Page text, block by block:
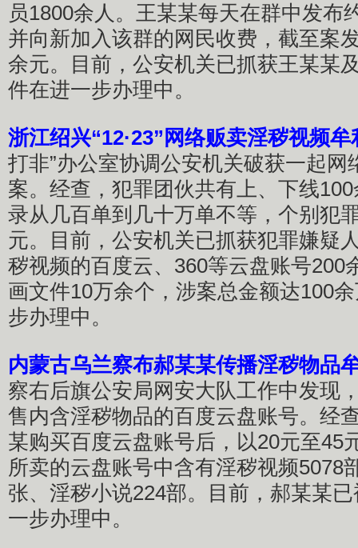
员1800余人。王某某每天在群中发布
并向新加入该群的网民收费，截至案
余元。目前，公安机关已抓获王某某
件在进一步办理中。
浙江绍兴“12·23”网络贩卖淫秽视频牟
打非”办公室协调公安机关破获一起网
案。经查，犯罪团伙共有上、下线
录从几百单到几十万单不等，个别犯
元。目前，公安机关已抓获犯罪嫌疑
秽视频的百度云、360等云盘账号200
画文件10万余个，涉案总金额达100
步办理中。
内蒙古乌兰察布郝某某传播淫秽物品
察右后旗公安局网安大队工作中发现
售内含淫秽物品的百度云盘账号。经
某购买百度云盘账号后，以20元至45
所卖的云盘账号中含有淫秽视频5078
张、淫秽小说224部。目前，郝某某
一步办理中。